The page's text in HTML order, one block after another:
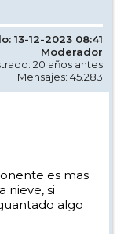
13-12-2023 08:41
Moderador
20 años antes
Mensajes: 45.283
es mas
nieve, si
algo